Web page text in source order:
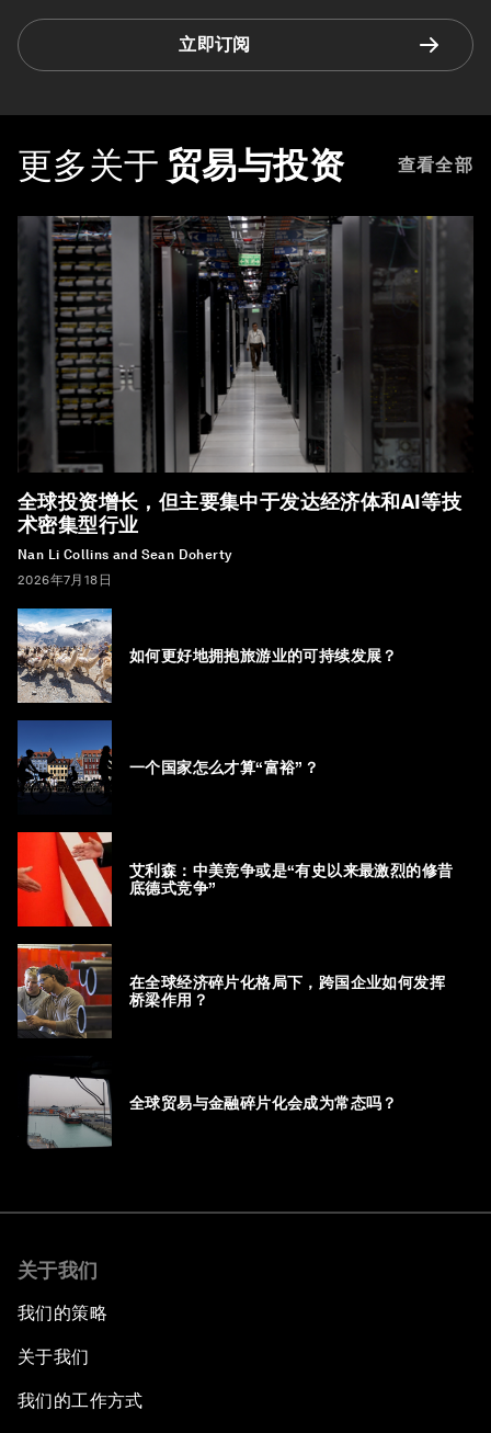
立即订阅
更多关于 贸易与投资 查看全部
全球投资增长，但主要集中于发达经济体和AI等技
术密集型行业
Nan Li Collins and Sean Doherty
2026年7月18日
如何更好地拥抱旅游业的可持续发展？
一个国家怎么才算“富裕”？
艾利森：中美竞争或是“有史以来最激烈的修昔
底德式竞争”
在全球经济碎片化格局下，跨国企业如何发挥
桥梁作用？
全球贸易与金融碎片化会成为常态吗？
关于我们
我们的策略
关于我们
我们的工作方式